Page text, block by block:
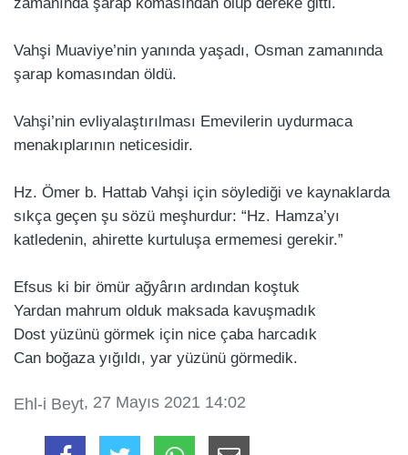
zamanında şarap komasından ölüp dereke gitti.
Vahşi Muaviye’nin yanında yaşadı, Osman zamanında
şarap komasından öldü.
Vahşi’nin evliyalaştırılması Emevilerin uydurmaca
menakıplarının neticesidir.
Hz. Ömer b. Hattab Vahşi için söylediği ve kaynaklarda
sıkça geçen şu sözü meşhurdur: “Hz. Hamza’yı
katledenin, ahirette kurtuluşa ermemesi gerekir.”
Efsus ki bir ömür ağyârın ardından koştuk
Yardan mahrum olduk maksada kavuşmadık
Dost yüzünü görmek için nice çaba harcadık
Can boğaza yığıldı, yar yüzünü görmedik.
Ehl-i Beyt, 27 Mayıs 2021 14:02